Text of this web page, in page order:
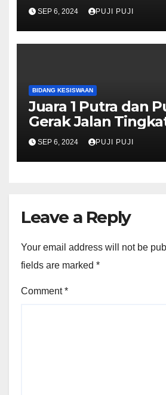
SEP 6, 2024 PUJI PUJI
BIDANG KESISWAAN
Juara 1 Putra dan
Gerak Jalan
SD/MI/SMP/MTS/
Kecamatan
dilaksanakan
SEP 6, 2024 PUJI PUJI
Leave a Reply
Your email address will not be
fields are marked *
Comment*